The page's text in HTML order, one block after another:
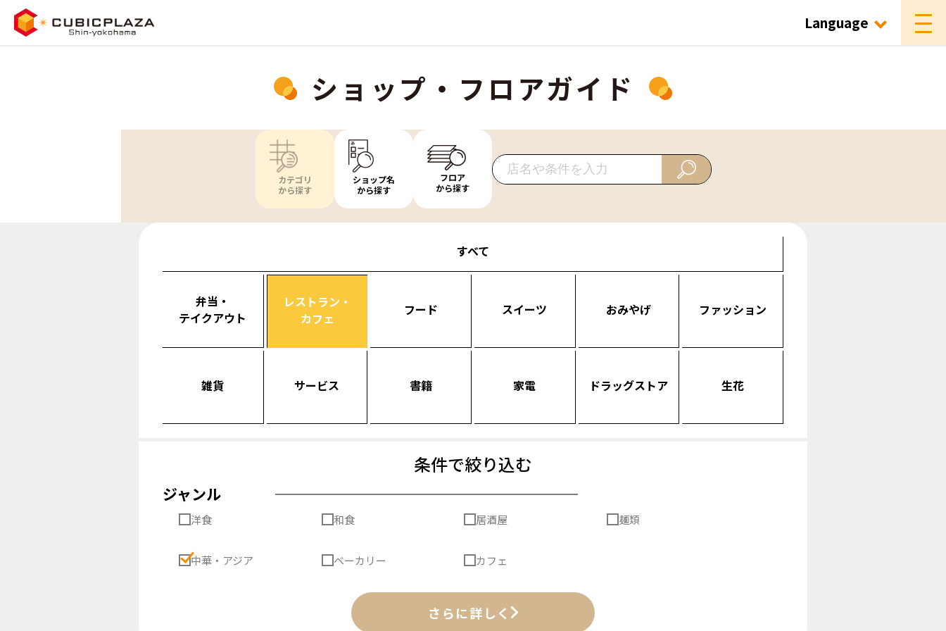
Language
ショップ・フロアガイド
カテゴリ
から探す
ショップ名
から探す
フロア
から探す
すべて
弁当・
テイクアウト
レストラン・
カフェ
フード スイーツ おみやげ ファッション
雑貨 サービス 書籍 家電 ドラッグストア 生花
条件で絞り込む
ジャンル
洋食 和食 居酒屋 麺類
中華・アジア ベーカリー カフェ
さらに詳しく